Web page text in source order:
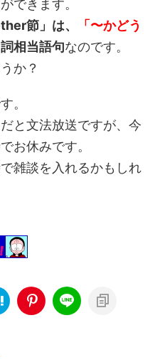
できます。
節」は、
「〜かどう
相当語句なのです。
か？
。
と文法放送ですが、今
お休みです。
雑談を入れるかもしれ